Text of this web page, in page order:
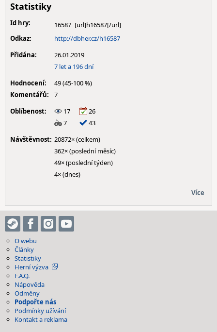
Statistiky
Id hry:
16587
Odkaz:
http://dbher.cz/h16587
Přidána:
26.01.2019
7 let a 196 dní
Hodnocení:
49 (45-100 %)
Komentářů:
7
Oblíbenost:
17
26
7
43
Návštěvnost: 20872× (celkem)
362× (poslední měsíc)
49× (poslední týden)
4× (dnes)
Více
O webu
Články
Statistiky
Herní výzva
F.A.Q.
Nápověda
Odměny
Podpořte nás
Podmínky užívání
Kontakt a reklama